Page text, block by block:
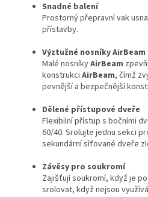
Snadné balení
Prostorný přepravní vak
přístavby.
Výztužné nosníky AirBeam
Malé nosníkyAirBeam
konstrukci AirBeam, čímž
pevnější a bezpečnější
Dělené přístupové dveře
Flexibilní přístup s bočními
60/40. Srolujte jednu sekci
sekundární síťované dveře
Závěsy pro soukromí
Zajišťují soukromí, když je
srolovat, když nejsou